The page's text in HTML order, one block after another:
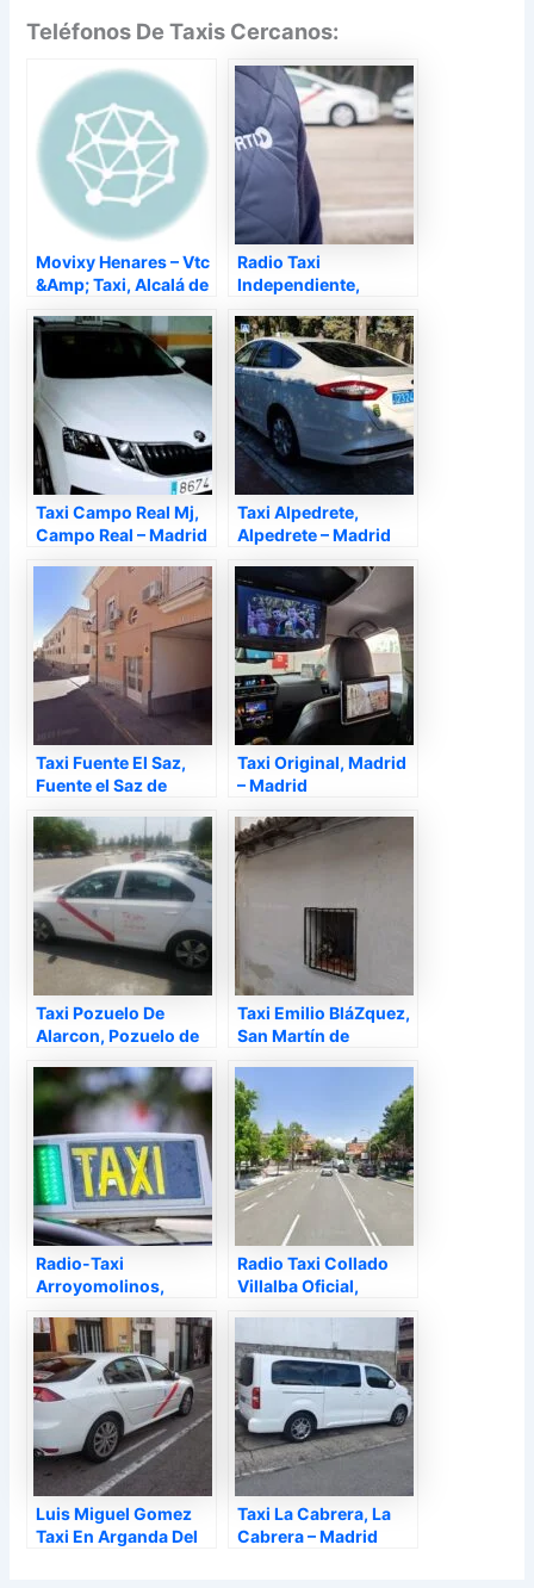
Teléfonos De Taxis Cercanos:
Movixy Henares – Vtc
&Amp; Taxi, Alcalá de
Radio Taxi
Independiente,
Taxi Campo Real Mj,
Campo Real – Madrid
Taxi Alpedrete,
Alpedrete – Madrid
Taxi Fuente El Saz,
Fuente el Saz de
Taxi Original, Madrid
– Madrid
Taxi Pozuelo De
Alarcon, Pozuelo de
Taxi Emilio BláZquez,
San Martín de
Madrid
Radio-Taxi
Arroyomolinos,
Madrid
Radio Taxi Collado
Villalba Oficial,
Luis Miguel Gomez
Taxi En Arganda Del
Taxi La Cabrera, La
Cabrera – Madrid